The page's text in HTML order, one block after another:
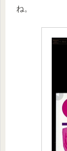
ね。